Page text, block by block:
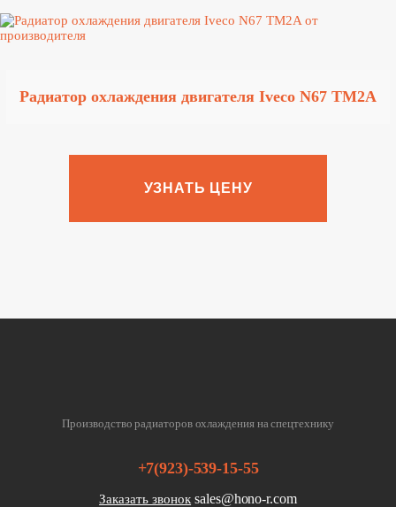
Радиатор охлаждения двигателя Iveco N67 TM2A
УЗНАТЬ ЦЕНУ
Производство радиаторов охлаждения на спецтехнику
+7(923)-539-15-55
Заказать звонок sales@hono-r.com